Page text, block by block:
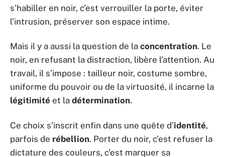
s’habiller en noir, c’est verrouiller la porte, éviter
l’intrusion, préserver son espace intime.
Mais il y a aussi la question de la concentration. Le
noir, en refusant la distraction, libère l’attention. Au
travail, il s’impose : tailleur noir, costume sombre,
uniforme du pouvoir ou de la virtuosité, il incarne la
légitimité et la détermination.
Ce choix s’inscrit enfin dans une quête d’identité,
parfois de rébellion. Porter du noir, c’est refuser la
dictature des couleurs, c’est marquer sa